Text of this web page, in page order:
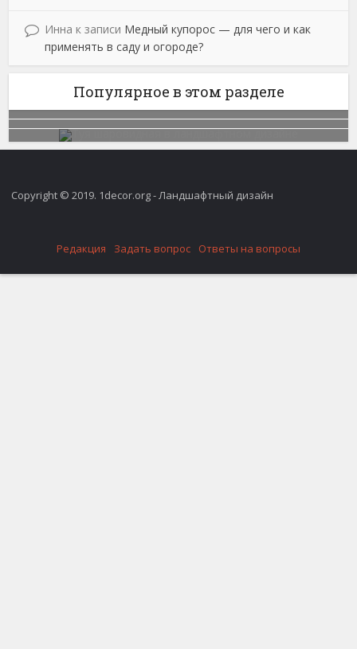
Инна к записи Медный купорос — для чего и как
применять в саду и огороде?
Популярное в этом разделе
Copyright © 2019. 1decor.org - Ландшафтный дизайн
Редакция Задать вопрос Ответы на вопросы